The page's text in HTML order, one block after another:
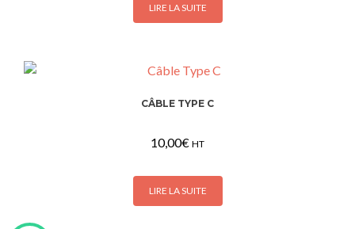
LIRE LA SUITE
CÂBLE TYPE C
10,00€ HT
LIRE LA SUITE